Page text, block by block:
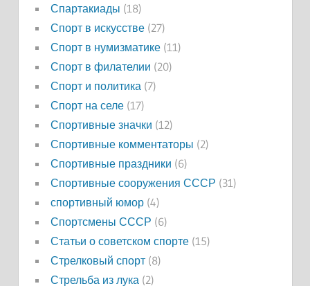
Спартакиады (18)
Спорт в искусстве(27)
Спорт в нумизматике(11)
Спорт в филателии (20)
Спорт и политика (7)
Спорт на селе(17)
Спортивные значки (12)
Спортивные комментаторы (2)
Спортивные праздники (6)
Спортивные сооружения СССР (31)
спортивный юмор(4)
Спортсмены СССР (6)
Статьи о советском спорте(15)
Стрелковый спорт(8)
Стрельба из лука (2)